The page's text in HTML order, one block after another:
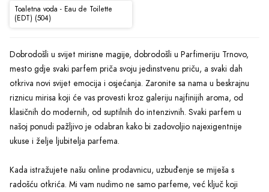
Toaletna voda - Eau de Toilette
(EDT) (504)
Dobrodošli u svijet mirisne magije, dobrodošli u Parfimeriju Trnovo,
mesto gdje svaki parfem priča svoju jedinstvenu priču, a svaki dah
otkriva novi svijet emocija i osjećanja. Zaronite sa nama u beskrajnu
riznicu mirisa koji će vas provesti kroz galeriju najfinijih aroma, od
klasičnih do modernih, od suptilnih do intenzivnih. Svaki parfem u
našoj ponudi pažljivo je odabran kako bi zadovoljio najexigentnije
ukuse i želje ljubitelja parfema.
Kada istražujete našu online prodavnicu, uzbuđenje se miješa s
radošću otkrića. Mi vam nudimo ne samo parfeme, već ključ koji